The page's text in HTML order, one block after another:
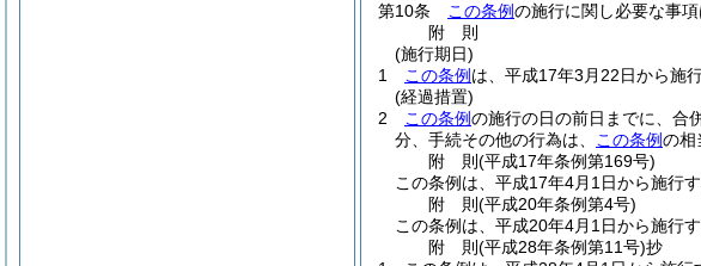
第10条
この条例の施行に関し必要な事項
附 則
(施行期日)
1
この条例 は、平成17年3月22日から施行
(経過措置)
2
この条例の施行の日の前日までに、合
分、手続その他の行為は、
この条例の相
附 則(平成17年条例第169号)
この条例は、平成17年4月1日から施行す
附 則(平成20年条例第4号)
この条例は、平成20年4月1日から施行す
附 則(平成28年条例第11号)抄